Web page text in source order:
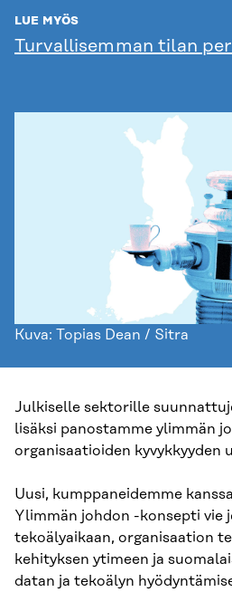
LUE MYÖS
Turvallisemman tilan
Kuva: Topias Dean / Sitra
Julkiselle sektorille
lisäksi panostamme ylimmän
organisaatioiden kyvykkyyden
Uusi, kumppaneidemme
Ylimmän johdon -konsepti vie
tekoälyaikaan, organisaation
kehityksen ytimeen ja
datan ja tekoälyn